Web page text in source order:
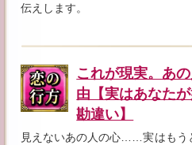
伝えします。
これが現実。あ
由【実はあなた
勘違い】
見えないあの人の心……実はもう